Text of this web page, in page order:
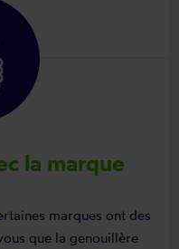
la marque
marques ont des
que la genouillère